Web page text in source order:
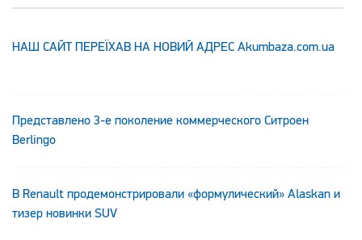
НАШ САЙТ ПЕРЕЇХАВ НА НОВИЙ АДРЕС Аkumbaza.com.ua
Представлено 3-е поколение коммерческого Ситроен
Berlingo
В Renault продемонстрировали «формулический» Alaskan и
тизер новинки SUV